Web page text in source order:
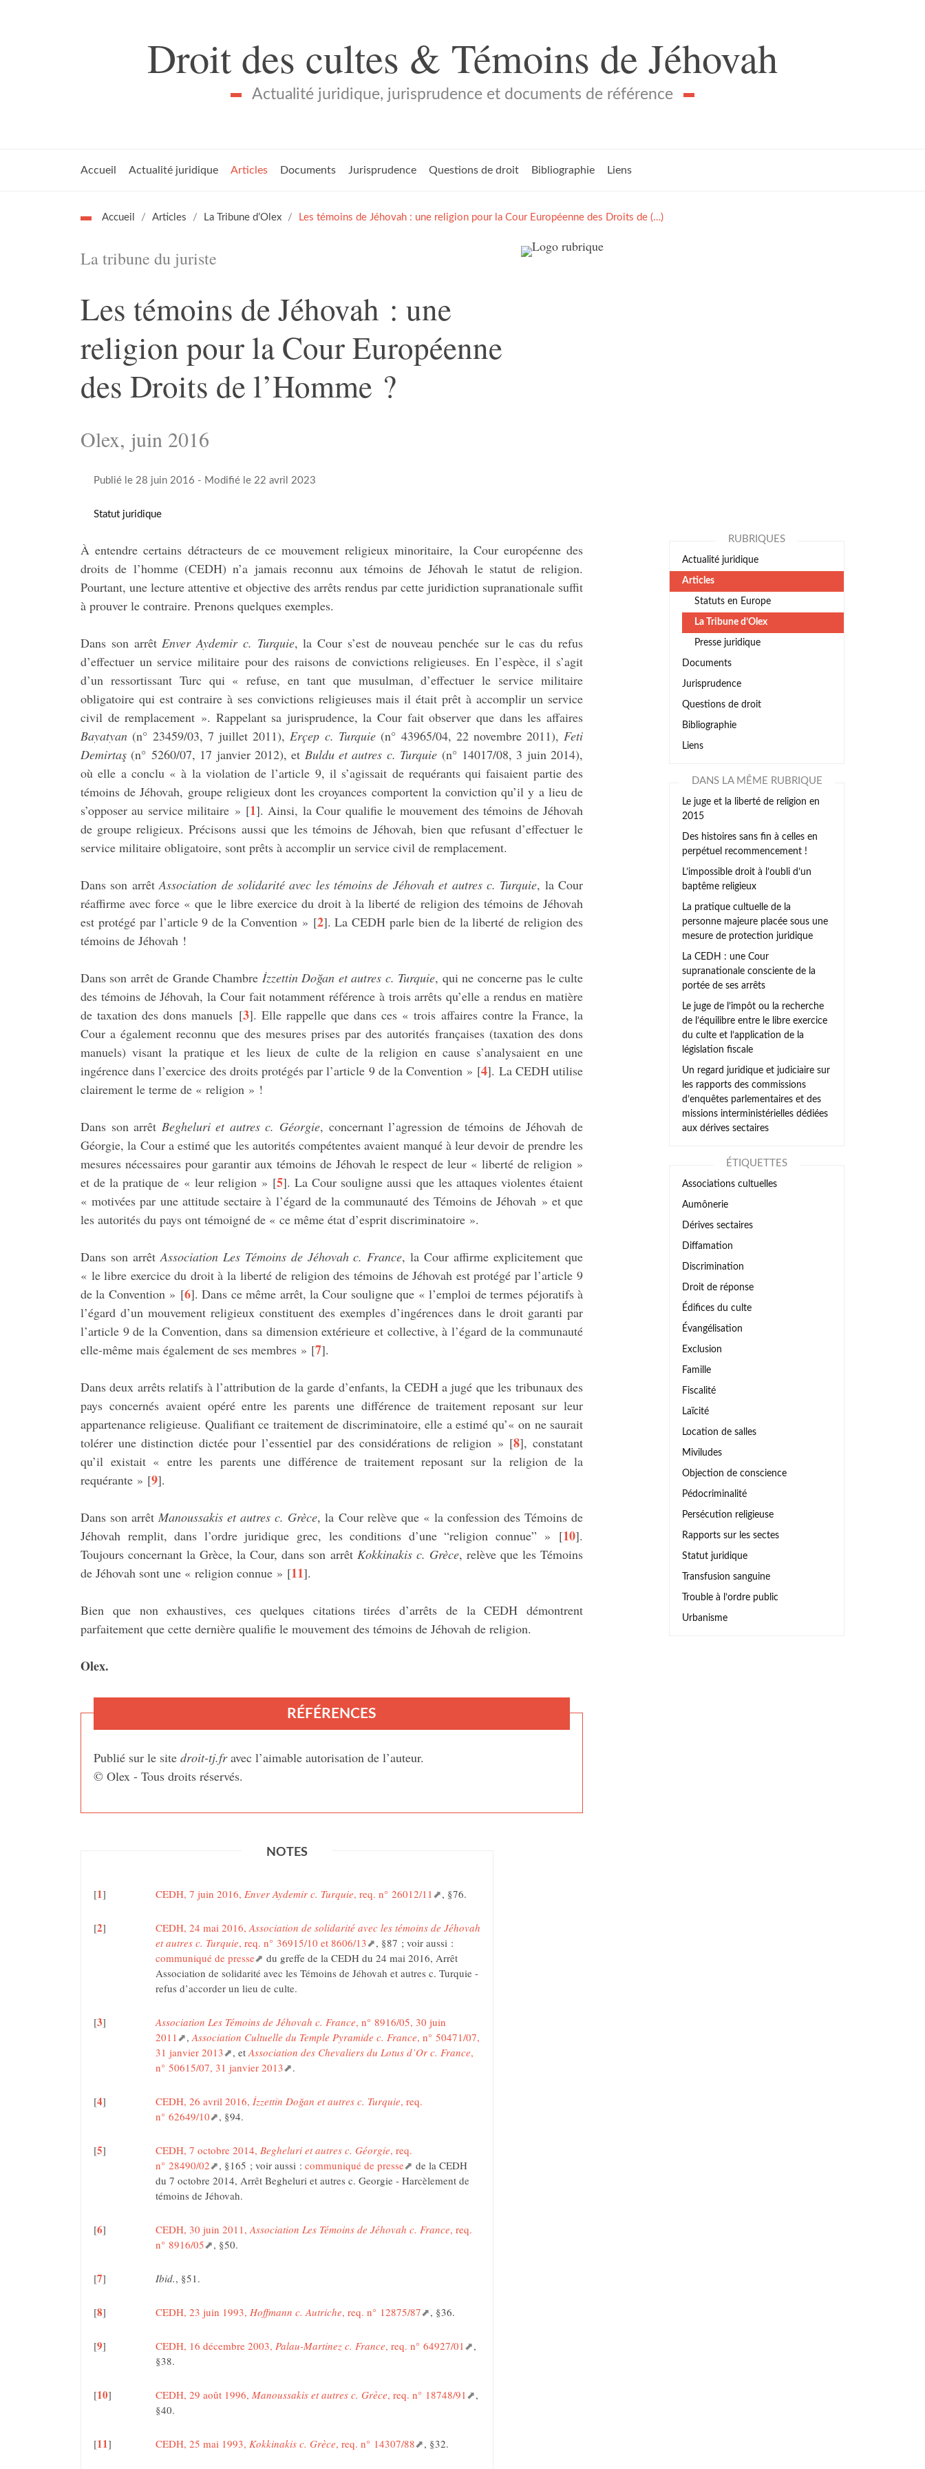
Droit des cultes & Témoins de Jéhovah
Actualité juridique, jurisprudence et documents de référence
Accueil Actualité juridique Articles Documents Jurisprudence Questions de droit Bibliographie Liens
Accueil Articles La Tribune d’Olex Les témoins de Jéhovah : une religion pour la Cour Européenne des Droits de (…)
La tribune du juriste
Les témoins de Jéhovah : une
religion pour la Cour Européenne
des Droits de l’Homme ?
Olex, juin 2016
Publié le 28 juin 2016 - Modifié le 22 avril 2023
Statut juridique
À entendre certains détracteurs de ce mouvement religieux minoritaire, la Cour européenne des
droits de l’homme (CEDH) n’a jamais reconnu aux témoins de Jéhovah le statut de religion.
Pourtant, une lecture attentive et objective des arrêts rendus par cette juridiction supranationale suffit
à prouver le contraire. Prenons quelques exemples.
Dans son arrêt Enver Aydemir c. Turquie, la Cour s’est de nouveau penchée sur le cas du refus
d’effectuer un service militaire pour des raisons de convictions religieuses. En l’espèce, il s’agit
d’un ressortissant Turc qui « refuse, en tant que musulman, d’effectuer le service militaire
obligatoire qui est contraire à ses convictions religieuses mais il était prêt à accomplir un service
civil de remplacement ». Rappelant sa jurisprudence, la Cour fait observer que dans les affaires
Bayatyan (n° 23459/03, 7 juillet 2011), Erçep c. Turquie(n° 43965/04, 22 novembre 2011), Feti
Demirtaş (n° 5260/07, 17 janvier 2012), et Buldu et autres c. Turquie (n° 14017/08, 3 juin 2014),
où elle a conclu « à la violation de l’article 9, il s’agissait de requérants qui faisaient partie des
témoins de Jéhovah, groupe religieux dont les croyances comportent la conviction qu’il y a lieu de
s’opposer au service militaire » [1]. Ainsi, la Cour qualifie le mouvement des témoins de Jéhovah
de groupe religieux. Précisons aussi que les témoins de Jéhovah, bien que refusant d’effectuer le
service militaire obligatoire, sont prêts à accomplir un service civil de remplacement.
Dans son arrêtAssociation de solidarité avec les témoins de Jéhovah et autres c. Turquie, la Cour
réaffirme avec force « que le libre exercice du droit à la liberté de religion des témoins de Jéhovah
est protégé par l’article 9 de la Convention » [2]. La CEDH parle bien de la liberté de religion des
témoins de Jéhovah !
Dans son arrêt de Grande Chambre İzzettin Doğan et autres c. Turquie, qui ne concerne pas le culte
des témoins de Jéhovah, la Cour fait notamment référence à trois arrêts qu’elle a rendus en matière
de taxation des dons manuels [3]. Elle rappelle que dans ces « trois affaires contre la France, la
Cour a également reconnu que des mesures prises par des autorités françaises (taxation des dons
manuels) visant la pratique et les lieux de culte de la religion en cause s’analysaient en une
ingérence dans l’exercice des droits protégés par l’article 9 de la Convention » [4]. La CEDH utilise
clairement le terme de « religion » !
Dans son arrêt Begheluri et autres c. Géorgie, concernant l’agression de témoins de Jéhovah de
Géorgie, la Cour a estimé que les autorités compétentes avaient manqué à leur devoir de prendre les
mesures nécessaires pour garantir aux témoins de Jéhovah le respect de leur « liberté de religion »
et de la pratique de « leur religion » [5]. La Cour souligne aussi que les attaques violentes étaient
« motivées par une attitude sectaire à l’égard de la communauté des Témoins de Jéhovah » et que
les autorités du pays ont témoigné de « ce même état d’esprit discriminatoire ».
Dans son arrêt Association Les Témoins de Jéhovah c. France, la Cour affirme explicitement que
« le libre exercice du droit à la liberté de religion des témoins de Jéhovah est protégé par l’article 9
de la Convention » [6]. Dans ce même arrêt, la Cour souligne que « l’emploi de termes péjoratifs à
l’égard d’un mouvement religieux constituent des exemples d’ingérences dans le droit garanti par
l’article 9 de la Convention, dans sa dimension extérieure et collective, à l’égard de la communauté
elle-même mais également de ses membres » [7].
Dans deux arrêts relatifs à l’attribution de la garde d’enfants, la CEDH a jugé que les tribunaux des
pays concernés avaient opéré entre les parents une différence de traitement reposant sur leur
appartenance religieuse. Qualifiant ce traitement de discriminatoire, elle a estimé qu’« on ne saurait
tolérer une distinction dictée pour l’essentiel par des considérations de religion » [8], constatant
qu’il existait « entre les parents une différence de traitement reposant sur la religion de la
requérante » [9].
Dans son arrêt Manoussakis et autres c. Grèce, la Cour relève que « la confession des Témoins de
Jéhovah remplit, dans l’ordre juridique grec, les conditions d’une “religion connue” » [10].
Toujours concernant la Grèce, la Cour, dans son arrêt Kokkinakis c. Grèce, relève que les Témoins
de Jéhovah sont une « religion connue » [11].
Bien que non exhaustives, ces quelques citations tirées d’arrêts de la CEDH démontrent
parfaitement que cette dernière qualifie le mouvement des témoins de Jéhovah de religion.
Olex.
RÉFÉRENCES
Publié sur le site droit-tj.fravec l’aimable autorisation de l’auteur.
© Olex - Tous droits réservés.
NOTES
[1] CEDH, 7 juin 2016, Enver Aydemir c. Turquie, req. n° 26012/11 , §76.
[2] CEDH, 24 mai 2016, Association de solidarité avec les témoins de Jéhovah
et autres c. Turquie, req. n° 36915/10 et 8606/13
, §87 ; voir aussi :
communiqué de presse
du greffe de la CEDH du 24 mai 2016, Arrêt
Association de solidarité avec les Témoins de Jéhovah et autres c. Turquie -
refus d’accorder un lieu de culte.
[3] Association Les Témoins de Jéhovah c. France, n° 8916/05, 30 juin
2011
, Association Cultuelle du Temple Pyramide c. France, n° 50471/07,
31 janvier 2013
, et Association des Chevaliers du Lotus d’Or c. France,
n° 50615/07, 31 janvier 2013
.
[4] CEDH, 26 avril 2016, İzzettin Doğan et autres c. Turquie, req.
n° 62649/10
, §94.
[5] CEDH, 7 octobre 2014, Begheluri et autres c. Géorgie, req.
n° 28490/02
, §165 ; voir aussi : communiqué de presse
de la CEDH
du 7 octobre 2014, Arrêt Begheluri et autres c. Georgie - Harcèlement de
témoins de Jéhovah.
[6] CEDH, 30 juin 2011, Association Les Témoins de Jéhovah c. France, req.
n° 8916/05
, §50.
[7] Ibid., §51.
[8] CEDH, 23 juin 1993, Hoffmann c. Autriche, req. n° 12875/87 , §36.
[9] CEDH, 16 décembre 2003, Palau-Martinez c. France, req. n° 64927/01
,
§38.
[10] CEDH, 29 août 1996, Manoussakis et autres c. Grèce, req. n° 18748/91
,
§40.
[11] CEDH, 25 mai 1993, Kokkinakis c. Grèce, req. n° 14307/88 , §32.
RUBRIQUES
Actualité juridique
Articles
Statuts en Europe
La Tribune d’Olex
Presse juridique
Documents
Jurisprudence
Questions de droit
Bibliographie
Liens
DANS LA MÊME RUBRIQUE
Le juge et la liberté de religion en
2015
Des histoires sans fin à celles en
perpétuel recommencement !
L’impossible droit à l’oubli d’un
baptême religieux
La pratique cultuelle de la
personne majeure placée sous une
mesure de protection juridique
La CEDH : une Cour
supranationale consciente de la
portée de ses arrêts
Le juge de l’impôt ou la recherche
de l’équilibre entre le libre exercice
du culte et l’application de la
législation fiscale
Un regard juridique et judiciaire sur
les rapports des commissions
d’enquêtes parlementaires et des
missions interministérielles dédiées
aux dérives sectaires
ÉTIQUETTES
Associations cultuelles
Aumônerie
Dérives sectaires
Diffamation
Discrimination
Droit de réponse
Édifices du culte
Évangélisation
Exclusion
Famille
Fiscalité
Laïcité
Location de salles
Miviludes
Objection de conscience
Pédocriminalité
Persécution religieuse
Rapports sur les sectes
Statut juridique
Transfusion sanguine
Trouble à l’ordre public
Urbanisme